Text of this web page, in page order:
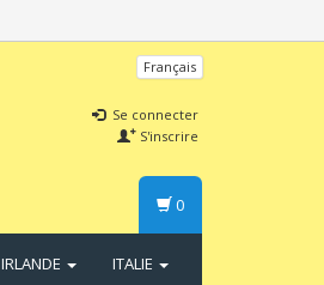
Français
Se connecter
S'inscrire
IRLANDE ITALIE
0